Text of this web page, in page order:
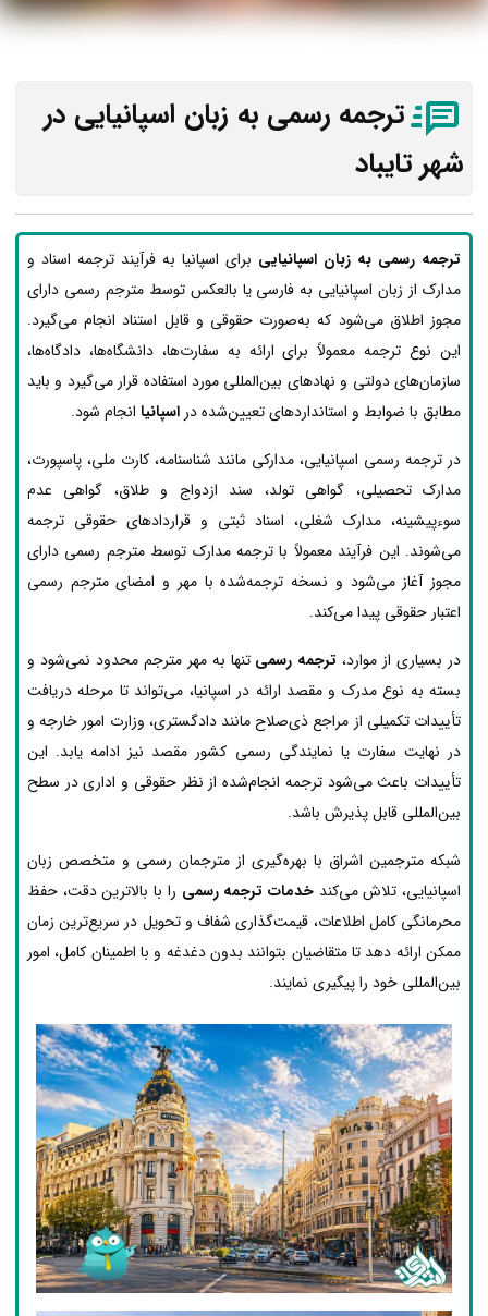
ترجمه رسمی به زبان اسپانیایی در
شهر تایباد
ترجمه رسمی به زبان اسپانیایی برای اسپانیا به فرآیند ترجمه اسناد و
مدارک از زبان اسپانیایی به فارسی یا بالعکس توسط مترجم رسمی دارای
مجوز اطلاق می‌شود که به‌صورت حقوقی و قابل استناد انجام می‌گیرد.
این نوع ترجمه معمولاً برای ارائه به سفارت‌ها، دانشگاه‌ها، دادگاه‌ها،
سازمان‌های دولتی و نهادهای بین‌المللی مورد استفاده قرار می‌گیرد و باید
مطابق با ضوابط و استانداردهای تعیین‌شده در اسپانیا انجام شود.
در ترجمه رسمی اسپانیایی، مدارکی مانند شناسنامه، کارت ملی، پاسپورت،
مدارک تحصیلی، گواهی تولد، سند ازدواج و طلاق، گواهی عدم
سوءپیشینه، مدارک شغلی، اسناد ثبتی و قراردادهای حقوقی ترجمه
می‌شوند. این فرآیند معمولاً با ترجمه مدارک توسط مترجم رسمی دارای
مجوز آغاز می‌شود و نسخه ترجمه‌شده با مهر و امضای مترجم رسمی
اعتبار حقوقی پیدا می‌کند.
در بسیاری از موارد، ترجمه رسمی تنها به مهر مترجم محدود نمی‌شود و
بسته به نوع مدرک و مقصد ارائه در اسپانیا، می‌تواند تا مرحله دریافت
تأییدات تکمیلی از مراجع ذی‌صلاح مانند دادگستری، وزارت امور خارجه و
در نهایت سفارت یا نمایندگی رسمی کشور مقصد نیز ادامه یابد. این
تأییدات باعث می‌شود ترجمه انجام‌شده از نظر حقوقی و اداری در سطح
بین‌المللی قابل پذیرش باشد.
شبکه مترجمین اشراق با بهره‌گیری از مترجمان رسمی و متخصص زبان
اسپانیایی، تلاش می‌کندخدمات ترجمه رسمی را با بالاترین دقت، حفظ
محرمانگی کامل اطلاعات، قیمت‌گذاری شفاف و تحویل در سریع‌ترین زمان
ممکن ارائه دهد تا متقاضیان بتوانند بدون دغدغه و با اطمینان کامل، امور
بین‌المللی خود را پیگیری نمایند.